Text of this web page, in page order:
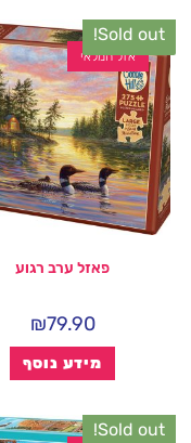
Sold out!
אזל המלאי
פאזל ערב רגוע
₪79.90
מידע נוסף
Sold out!